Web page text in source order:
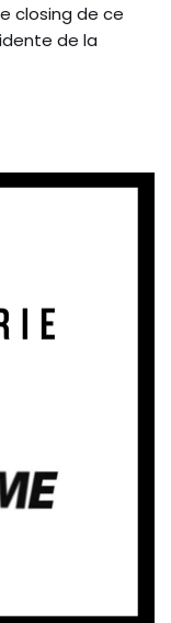
closing de ce
de la